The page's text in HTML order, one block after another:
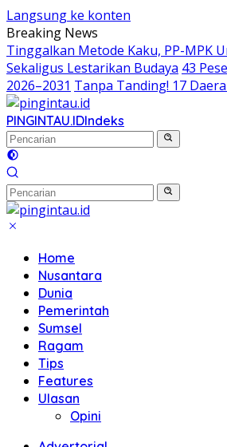
Langsung ke konten
Breaking News
Tinggalkan Metode Kaku, PP-MPK
Sekaligus Lestarikan Budaya 43
2026–2031 Tanpa Tanding! 17
PINGINTAU.IDIndeks
Home
Nusantara
Dunia
Pemerintah
Sumsel
Ragam
Tips
Features
Ulasan
Opini